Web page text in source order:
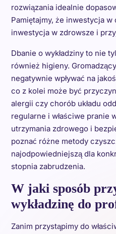
rozwiązania idealnie
Pamiętajmy, że inwestycja w
inwestycja w zdrowsze i
Dbanie o wykładziny to nie
również higieny.
negatywnie wpływać na
co z kolei może być
alergii czy chorób układu
regularne i właściwe pranie
utrzymania zdrowego i
poznać różne metody
najodpowiedniejszą dla
stopnia zabrudzenia.
W jaki sposób
wykładzinę do
Zanim przystąpimy do